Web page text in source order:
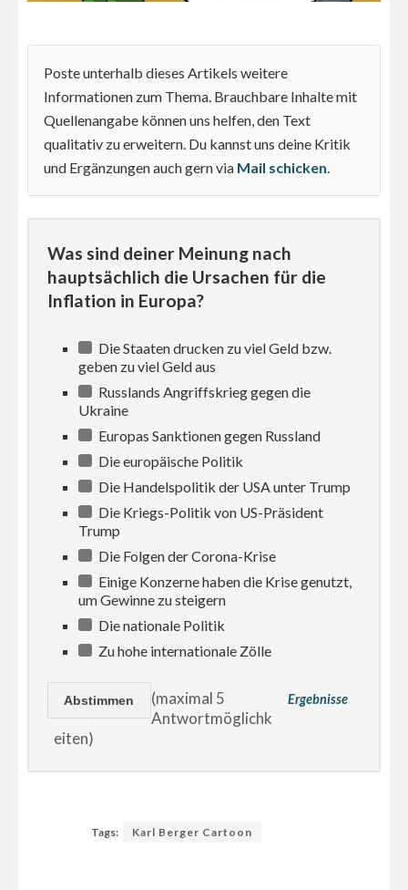
Poste unterhalb dieses Artikels weitere
Informationen zum Thema. Brauchbare Inhalte mit
Quellenangabe können uns helfen, den Text
qualitativ zu erweitern. Du kannst uns deine Kritik
und Ergänzungen auch gern via Mail schicken.
Was sind deiner Meinung nach
hauptsächlich die Ursachen für die
Inflation in Europa?
Die Staaten drucken zu viel Geld bzw.
geben zu viel Geld aus
Russlands Angriffskrieg gegen die
Ukraine
Europas Sanktionen gegen Russland
Die europäische Politik
Die Handelspolitik der USA unter Trump
Die Kriegs-Politik von US-Präsident
Trump
Die Folgen der Corona-Krise
Einige Konzerne haben die Krise genutzt,
um Gewinne zu steigern
Die nationale Politik
Zu hohe internationale Zölle
Ergebnisse
(maximal 5
Antwortmöglichk
eiten)
Tags: Karl Berger Cartoon